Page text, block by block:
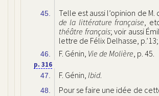
45.
Telle est aussi l’opinion de
de la littérature française ,
théâtre français; voir aussi
lettre de Félix Delhasse,
46. F. Génin, Vie de Molière, p. 45.
p. 316
47. F. Génin, Ibid.
48.
Pour se faire une idée de